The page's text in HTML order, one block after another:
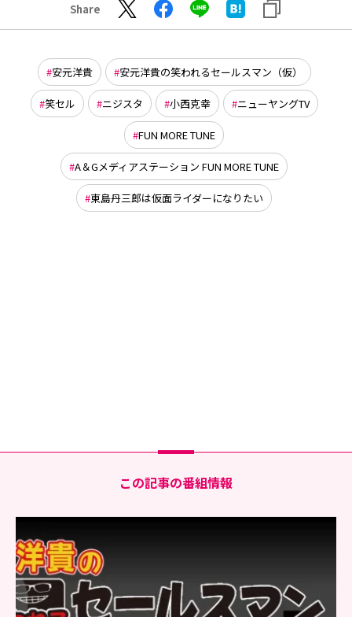
Share
安元洋貴 安元洋貴の笑われるセールスマン（仮）
笑セル ニジスタ 小西克幸 ニューヤングTV
FUN MORE TUNE
A＆Gメディアステーション FUN MORE TUNE
東島丹三郎は仮面ライダーになりたい
この記事の番組情報